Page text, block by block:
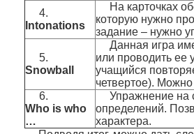
4.
Intonations
На карточках
которую нужно
задание – нужно
5.
Snowball
Данная игра
или проводить ее
учащийся
четвертое). Можно
6.
Who is who
…
Упражнение на
определений.
характера.